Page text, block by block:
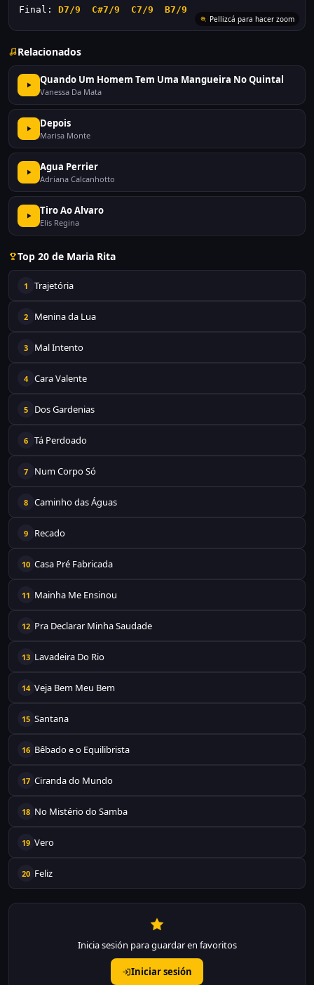
Final: D7/9 C#7/9 C7/9 B7/9
Pellizcá para hacer zoom
Relacionados
Quando Um Homem Tem Uma Mangueira No Quintal
Vanessa Da Mata
Depois
Marisa Monte
Agua Perrier
Adriana Calcanhotto
Tiro Ao Alvaro
Elis Regina
Top 20 de Maria Rita
1 Trajetória
2 Menina da Lua
3 Mal Intento
4 Cara Valente
5 Dos Gardenias
6 Tá Perdoado
7 Num Corpo Só
8 Caminho das Águas
9 Recado
10 Casa Pré Fabricada
11 Mainha Me Ensinou
12 Pra Declarar Minha Saudade
13 Lavadeira Do Rio
14 Veja Bem Meu Bem
15 Santana
16 Bêbado e o Equilibrista
17 Ciranda do Mundo
18 No Mistério do Samba
19 Vero
20 Feliz
Inicia sesión para guardar en favoritos
Iniciar sesión